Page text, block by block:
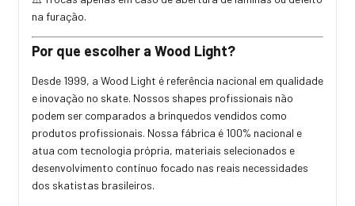
na furação.
Por que escolher a Wood Light?
Desde 1999, a Wood Light é referência nacional em qualidade
e inovação no skate. Nossos shapes profissionais não
podem ser comparados a brinquedos vendidos como
produtos profissionais. Nossa fábrica é 100% nacional e
atua com tecnologia própria, materiais selecionados e
desenvolvimento contínuo focado nas reais necessidades
dos skatistas brasileiros.